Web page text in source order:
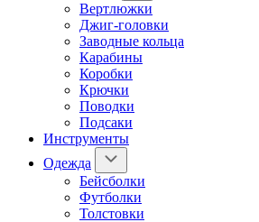
Вертлюжки
Джиг-головки
Заводные кольца
Карабины
Коробки
Крючки
Поводки
Подсаки
Инструменты
Одежда
Бейсболки
Футболки
Толстовки